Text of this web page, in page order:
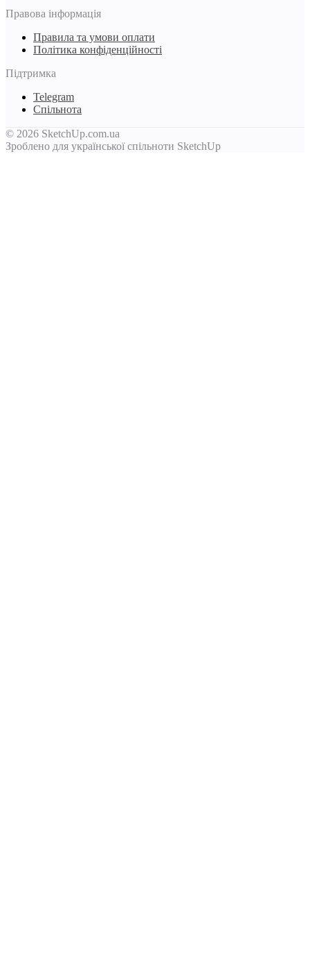
Правова інформація
Правила та умови оплати
Політика конфіденційності
Підтримка
Telegram
Спільнота
© 2026 SketchUp.com.ua
Зроблено для української спільноти SketchUp